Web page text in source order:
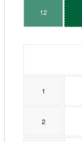
12
1
2